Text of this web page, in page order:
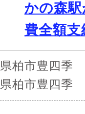
かの森
費全額支
柏市豊四季
柏市豊四季